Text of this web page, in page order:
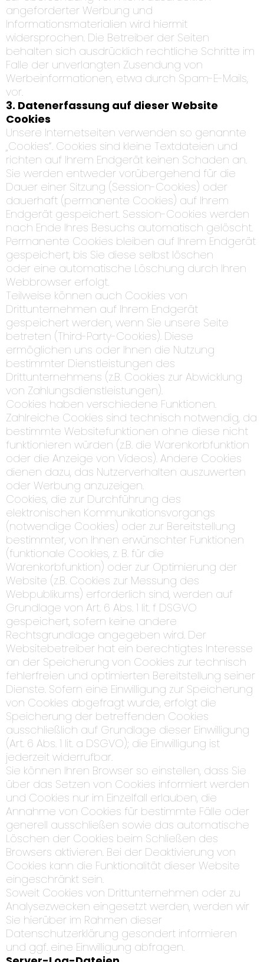
angeforderter Werbung und
Informationsmaterialien wird hiermit
widersprochen. Die Betreiber der Seiten
behalten sich ausdrücklich rechtliche Schritte im
Falle der unverlangten Zusendung von
Werbeinformationen, etwa durch Spam-E-Mails,
vor.
3. Datenerfassung auf dieser Website
Cookies
Unsere Internetseiten verwenden so genannte
„Cookies“. Cookies sind kleine Textdateien und
richten auf Ihrem Endgerät keinen Schaden an.
Sie werden entweder vorübergehend für die
Dauer einer Sitzung (Session-Cookies) oder
dauerhaft (permanente Cookies) auf Ihrem
Endgerät gespeichert. Session-Cookies werden
nach Ende Ihres Besuchs automatisch gelöscht.
Permanente Cookies bleiben auf Ihrem Endgerät
gespeichert, bis Sie diese selbst löschen
oder eine automatische Löschung durch Ihren
Webbrowser erfolgt.
Teilweise können auch Cookies von
Drittunternehmen auf Ihrem Endgerät
gespeichert werden, wenn Sie unsere Seite
betreten (Third-Party-Cookies). Diese
ermöglichen uns oder Ihnen die Nutzung
bestimmter Dienstleistungen des
Drittunternehmens (z.B. Cookies zur Abwicklung
von Zahlungsdienstleistungen).
Cookies haben verschiedene Funktionen.
Zahlreiche Cookies sind technisch notwendig, da
bestimmte Websitefunktionen ohne diese nicht
funktionieren würden (z.B. die Warenkorbfunktion
oder die Anzeige von Videos). Andere Cookies
dienen dazu, das Nutzerverhalten auszuwerten
oder Werbung anzuzeigen.
Cookies, die zur Durchführung des
elektronischen Kommunikationsvorgangs
(notwendige Cookies) oder zur Bereitstellung
bestimmter, von Ihnen erwünschter Funktionen
(funktionale Cookies, z. B. für die
Warenkorbfunktion) oder zur Optimierung der
Website (z.B. Cookies zur Messung des
Webpublikums) erforderlich sind, werden auf
Grundlage von Art. 6 Abs. 1 lit. f DSGVO
gespeichert, sofern keine andere
Rechtsgrundlage angegeben wird. Der
Websitebetreiber hat ein berechtigtes Interesse
an der Speicherung von Cookies zur technisch
fehlerfreien und optimierten Bereitstellung seiner
Dienste. Sofern eine Einwilligung zur Speicherung
von Cookies abgefragt wurde, erfolgt die
Speicherung der betreffenden Cookies
ausschließlich auf Grundlage dieser Einwilligung
(Art. 6 Abs. 1 lit. a DSGVO); die Einwilligung ist
jederzeit widerrufbar.
Sie können Ihren Browser so einstellen, dass Sie
über das Setzen von Cookies informiert werden
und Cookies nur im Einzelfall erlauben, die
Annahme von Cookies für bestimmte Fälle oder
generell ausschließen sowie das automatische
Löschen der Cookies beim Schließen des
Browsers aktivieren. Bei der Deaktivierung von
Cookies kann die Funktionalität dieser Website
eingeschränkt sein.
Soweit Cookies von Drittunternehmen oder zu
Analysezwecken eingesetzt werden, werden wir
Sie hierüber im Rahmen dieser
Datenschutzerklärung gesondert informieren
und ggf. eine Einwilligung abfragen.